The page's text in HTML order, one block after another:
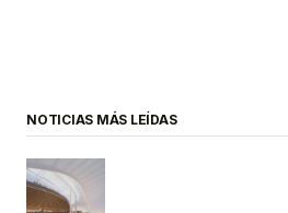
NOTICIAS MÁS LEÍDAS